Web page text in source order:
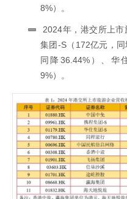
8%）。
2024年，港交所上
集团-S（172亿元，
同降36.44%）、华
9%）。